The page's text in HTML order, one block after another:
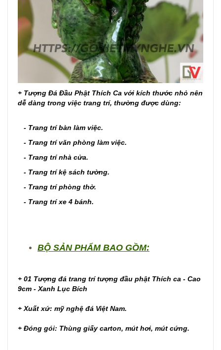
+ Tượng Đá Đầu Phật Thích Ca với kích thước nhỏ nên
dễ dàng trong việc trang trí, thường được dùng:
- Trang trí bàn làm việc.
- Trang trí văn phòng làm việc.
- Trang trí nhà cửa.
- Trang trí kệ sách tường.
- Trang trí phòng thờ.
- Trang trí xe 4 bánh.
BỘ SẢN PHẨM BAO GỒM:
+ 01 Tượng đá trang trí tượng đầu phật Thích ca - Cao
9cm - Xanh Lục Bích
+ Xuất xứ: mỹ nghệ đá Việt Nam.
+ Đóng gói: Thùng giấy carton, mút hơi, mút cứng.